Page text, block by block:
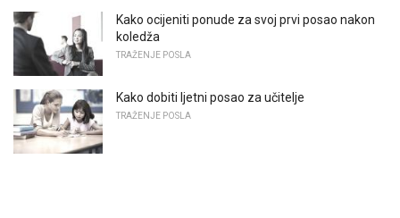
Kako ocijeniti ponude za svoj prvi posao nakon
koledža
TRAŽENJE POSLA
Kako dobiti ljetni posao za učitelje
TRAŽENJE POSLA